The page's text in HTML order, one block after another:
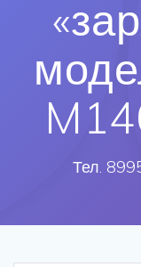
Тел.